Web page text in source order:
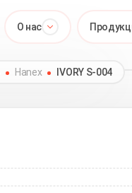
О нас
Hanex IVORY S-004